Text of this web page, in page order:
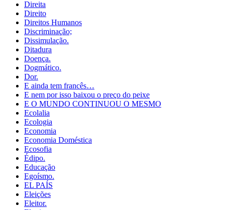
Direita
Direito
Direitos Humanos
Discriminação;
Dissimulação.
Ditadura
Doença.
Dogmático.
Dor.
E ainda tem francês…
E nem por isso baixou o preço do peixe
E O MUNDO CONTINUOU O MESMO
Ecolalia
Ecologia
Economia
Economia Doméstica
Ecosofia
Édipo.
Educação
Egoísmo.
EL PAÍS
Eleições
Eleitor.